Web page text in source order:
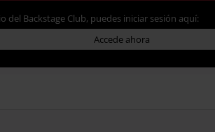
del Backstage Club, puedes iniciar sesión aquí:
Accede ahora